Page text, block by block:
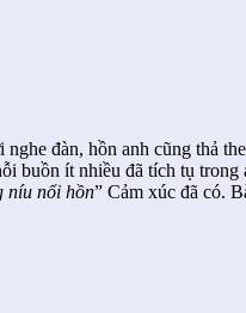
đàn, hồn anh cũng thả
buồn ít nhiều đã tích tụ trong
níu nổi hồn” Cảm xúc đã có.